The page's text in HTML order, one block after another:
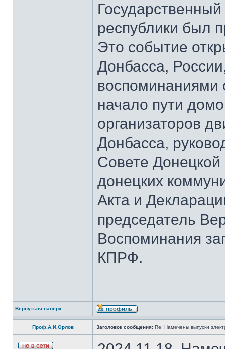
республики был
Это событие
Донбасса,
воспоминаниями
начало пути
организаторов
Донбасса,
Совете
донецких
Акта и
председатель
Воспоминания
КПРФ.
Вернуться наверх
Проф.А.И.Орлов Заголовок сообщения: Re: Намечены выпуски